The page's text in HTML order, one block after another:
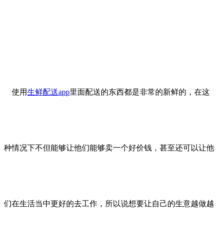
使用生鲜配送app里面配送的东西都是非常的新鲜的，在这
种情况下不但能够让他们能够卖一个好价钱，甚至还可以让他
们在生活当中更好的去工作，所以说想要让自己的生意越做越